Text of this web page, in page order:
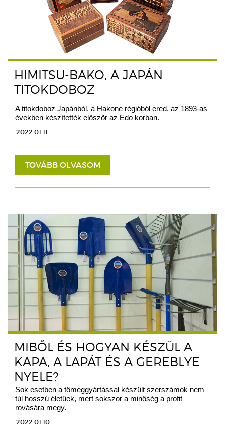
HIMITSU-BAKO, A JAPÁN
TITOKDOBOZ
A titokdoboz Japánból, a Hakone régióból ered, az 1893-as
években készítették először az Edo korban.
2022.01.11.
TOVÁBB OLVASOM
MIBŐL ÉS HOGYAN KÉSZÜL A
KAPA, A LAPÁT ÉS A GEREBLYE
NYELE?
Sok esetben a tömeggyártással készült szerszámok nem
túl hosszú életűek, mert sokszor a minőség a profit
rovására megy.
2022.01.10.